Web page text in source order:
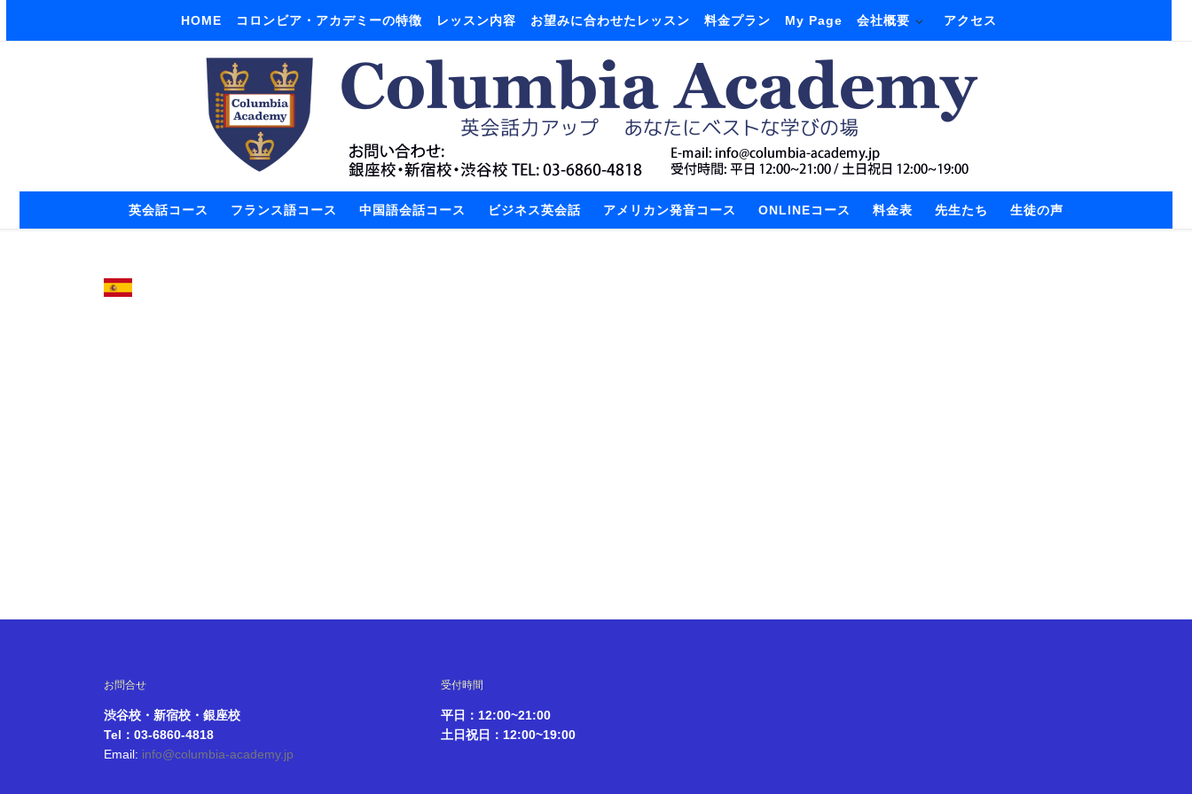
HOME コロンビア・アカデミーの特徴 レッスン内容 お望みに合わせたレッスン 料金プラン My Page 会社概要 アクセス
英会話コース フランス語コース 中国語会話コース ビジネス英会話 アメリカン発音コース ONLINEコース 料金表 先生たち 生徒の声
お問合せ
渋谷校・新宿校・銀座校
Tel：03-6860-4818
Email: info@columbia-academy.jp
受付時間
平日：12:00~21:00
土日祝日：12:00~19:00